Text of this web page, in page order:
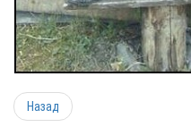
Назад